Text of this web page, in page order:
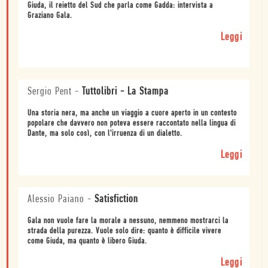
Giuda, il reietto del Sud che parla come Gadda: intervista a
Graziano Gala.
Leggi
Sergio Pent - Tuttolibri - La Stampa
Una storia nera, ma anche un viaggio a cuore aperto in un contesto
popolare che davvero non poteva essere raccontato nella lingua di
Dante, ma solo così, con l'irruenza di un dialetto.
Leggi
Alessio Paiano - Satisfiction
Gala non vuole fare la morale a nessuno, nemmeno mostrarci la
strada della purezza. Vuole solo dire: quanto è difficile vivere
come Giuda, ma quanto è libero Giuda.
Leggi